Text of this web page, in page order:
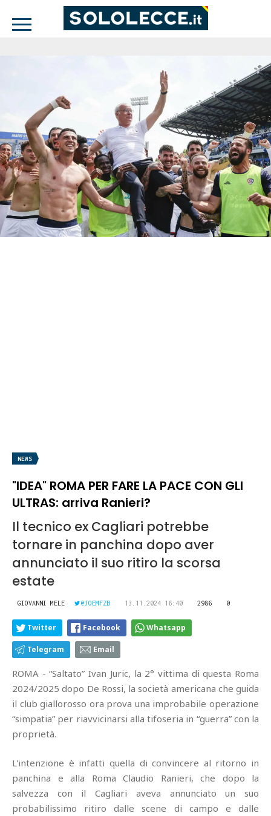
NEWS
"IDEA" ROMA PER FARE LA PACE CON GLI
ULTRAS: arriva Ranieri?
Il tecnico ex Cagliari potrebbe
tornare in panchina dopo aver
annunciato il suo ritiro la scorsa
estate
GIOVANNI MELE @JOEMFZB 13.11.2024 16:40 2986 0
Twitter Facebook Whatsapp
Telegram Email
ROMA - “Saltato” Ivan Juric, la 2° vittima di questa Roma
2024/2025 dopo De Rossi, la società americana che guida
il club giallorosso ora prova una improbabile operazione
“simpatia” per riavvicinarsi alla tifoseria in “guerra” con la
proprietà.
L'intenzione è infatti quella di convincere al ritorno in
panchina e alla Roma Claudio Ranieri, che dopo la
salvezza con il Cagliari aveva annunciato un suo
probabilissimo ritiro dalle scene di campo e dalle